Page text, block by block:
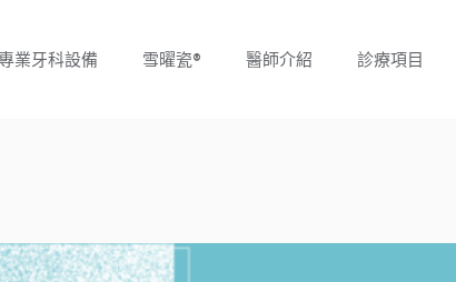
業牙科設備 雪曜瓷® 醫師介紹 診療項目